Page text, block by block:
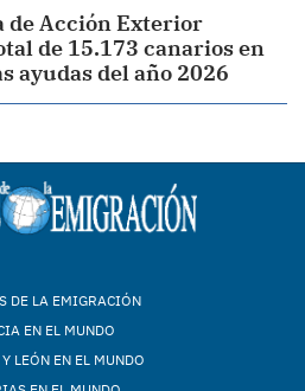
de Acción Exterior
de 15.173 canarios en
ayudas del año 2026
DE LA EMIGRACIÓN
EN EL MUNDO
LEÓN EN EL MUNDO